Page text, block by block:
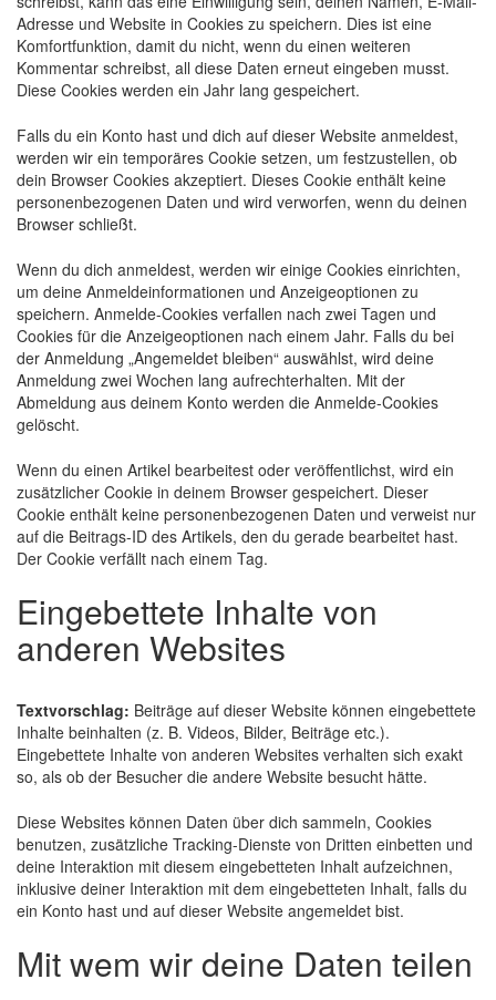
Adresse und Website in Cookies zu speichern. Dies ist eine
Komfortfunktion, damit du nicht, wenn du einen weiteren
Kommentar schreibst, all diese Daten erneut eingeben musst.
Diese Cookies werden ein Jahr lang gespeichert.
Falls du ein Konto hast und dich auf dieser Website anmeldest,
werden wir ein temporäres Cookie setzen, um festzustellen, ob
dein Browser Cookies akzeptiert. Dieses Cookie enthält keine
personenbezogenen Daten und wird verworfen, wenn du deinen
Browser schließt.
Wenn du dich anmeldest, werden wir einige Cookies einrichten,
um deine Anmeldeinformationen und Anzeigeoptionen zu
speichern. Anmelde-Cookies verfallen nach zwei Tagen und
Cookies für die Anzeigeoptionen nach einem Jahr. Falls du bei
der Anmeldung „Angemeldet bleiben“ auswählst, wird deine
Anmeldung zwei Wochen lang aufrechterhalten. Mit der
Abmeldung aus deinem Konto werden die Anmelde-Cookies
gelöscht.
Wenn du einen Artikel bearbeitest oder veröffentlichst, wird ein
zusätzlicher Cookie in deinem Browser gespeichert. Dieser
Cookie enthält keine personenbezogenen Daten und verweist nur
auf die Beitrags-ID des Artikels, den du gerade bearbeitet hast.
Der Cookie verfällt nach einem Tag.
Eingebettete Inhalte von
anderen Websites
Textvorschlag: Beiträge auf dieser Website können eingebettete
Inhalte beinhalten (z. B. Videos, Bilder, Beiträge etc.).
Eingebettete Inhalte von anderen Websites verhalten sich exakt
so, als ob der Besucher die andere Website besucht hätte.
Diese Websites können Daten über dich sammeln, Cookies
benutzen, zusätzliche Tracking-Dienste von Dritten einbetten und
deine Interaktion mit diesem eingebetteten Inhalt aufzeichnen,
inklusive deiner Interaktion mit dem eingebetteten Inhalt, falls du
ein Konto hast und auf dieser Website angemeldet bist.
Mit wem wir deine Daten teilen